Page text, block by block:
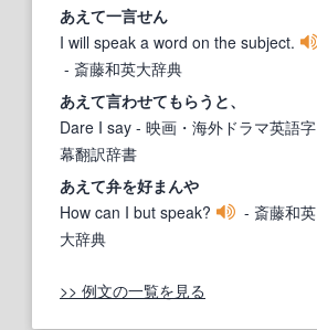
あえて一言せん
I will speak a word on the subject.
- 斎藤和英大辞典
あえて言わせてもらうと、
Dare I say - 映画・海外ドラマ英語字
幕翻訳辞書
あえて弁を好まんや
How can I but speak?
- 斎藤和英
大辞典
>> 例文の一覧を見る